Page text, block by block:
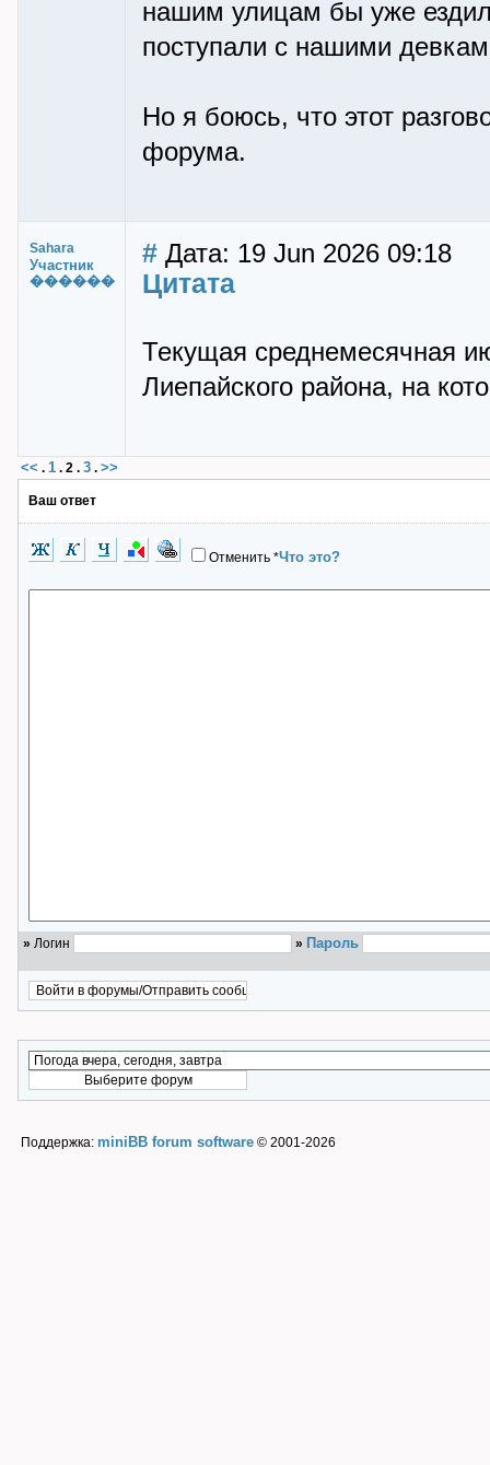
нашим улицам бы уже
поступали с нашими
Но я боюсь, что этот
форума.
Sahara
Участник
������
# Дата: 19 Jun 2026 09:18
Цитата
Текущая среднемесячная
Лиепайского района, на
<< . 1 . 2 . 3 . >>
Ваш ответ
Отменить *Что это?
» Логин » Пароль
Поддержка: miniBB forum software © 2001-2026